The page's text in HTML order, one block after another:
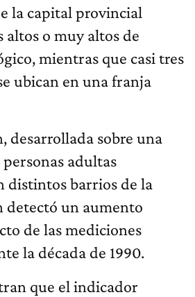
la capital provincial
altos o muy altos de
mientras que casi tres
ubican en una franja
desarrollada sobre una
personas adultas
distintos barrios de la
detectó un aumento
de las mediciones
la década de 1990.
que el indicador